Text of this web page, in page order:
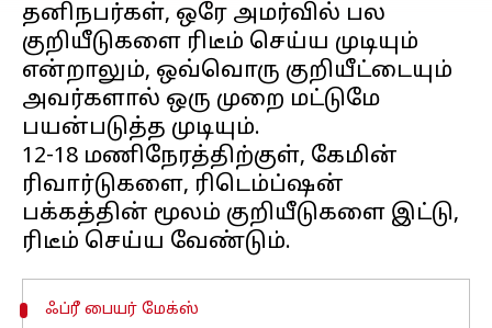
தனிநபர்கள், ஒரே அமர்வில் பல
குறியீடுகளை ரிடீம் செய்ய முடியும்
என்றாலும், ஒவ்வொரு குறியீட்டையும்
அவர்களால் ஒரு முறை மட்டுமே
பயன்படுத்த முடியும்.
12-18 மணிநேரத்திற்குள், கேமின்
ரிவார்டுகளை, ரிடெம்ப்ஷன்
பக்கத்தின் மூலம் குறியீடுகளை இட்டு,
ஃப்ரீ பையர் மேக்ஸ்